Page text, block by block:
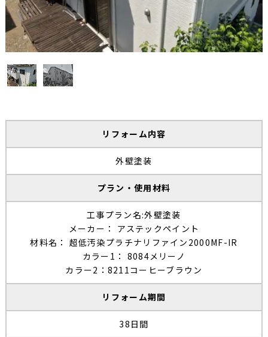
リフォーム内容
外壁塗装
プラン・使用材料
工事プラン名:外壁塗装
メーカー： アステックペイント
材料名： 超低汚染プラチナリファイン2000MF-IR
カラー1： 8084メリーノ
カラー2：8211コーヒーブラウン
リフォーム期間
38日間